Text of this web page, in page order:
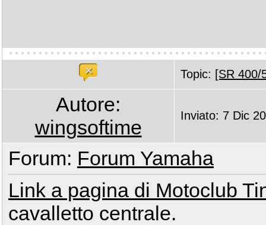
Topic: [SR 400/
Autore:
wingsoftime
Inviato: 7 Dic
Forum: Forum Yamaha
Link a pagina di Motoclub
cavalletto centrale.